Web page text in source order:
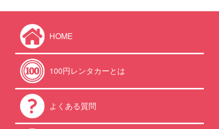
HOME
100円レンタカーとは
よくある質問